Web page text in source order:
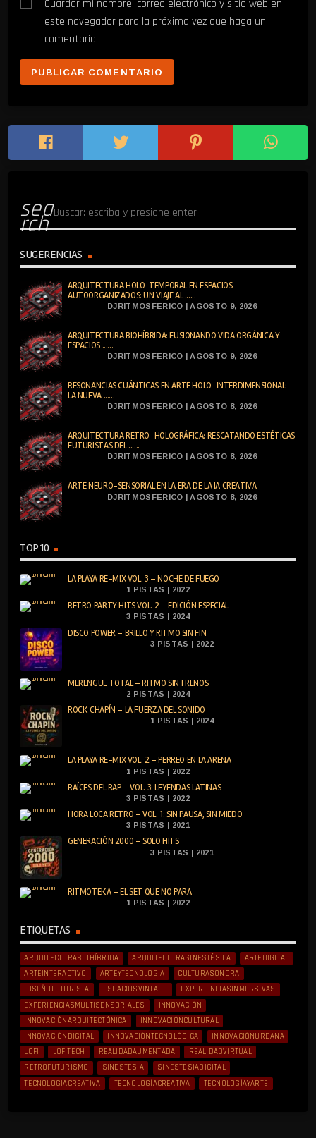
Guardar mi nombre, correo electrónico y sitio web en
este navegador para la próxima vez que haga un
comentario.
sea
rch
SUGERENCIAS
ARQUITECTURA HOLO-TEMPORAL EN ESPACIOS
AUTOORGANIZADOS: UN VIAJE AL ......
DJRITMOSFERICO | AGOSTO 9, 2026
ARQUITECTURA BIOHÍBRIDA: FUSIONANDO VIDA ORGÁNICA Y
ESPACIOS ......
DJRITMOSFERICO | AGOSTO 9, 2026
RESONANCIAS CUÁNTICAS EN ARTE HOLO-INTERDIMENSIONAL:
LA NUEVA ......
DJRITMOSFERICO | AGOSTO 8, 2026
ARQUITECTURA RETRO-HOLOGRÁFICA: RESCATANDO ESTÉTICAS
FUTURISTAS DEL ......
DJRITMOSFERICO | AGOSTO 8, 2026
ARTE NEURO-SENSORIAL EN LA ERA DE LA IA CREATIVA
DJRITMOSFERICO | AGOSTO 8, 2026
TOP 10
LA PLAYA RE-MIX VOL. 3 – NOCHE DE FUEGO
1 PISTAS | 2022
RETRO PARTY HITS VOL. 2 – EDICIÓN ESPECIAL
3 PISTAS | 2024
DISCO POWER – BRILLO Y RITMO SIN FIN
3 PISTAS | 2022
MERENGUE TOTAL – RITMO SIN FRENOS
2 PISTAS | 2024
ROCK CHAPÍN – LA FUERZA DEL SONIDO
1 PISTAS | 2024
LA PLAYA RE-MIX VOL. 2 – PERREO EN LA ARENA
1 PISTAS | 2022
RAÍCES DEL RAP – VOL. 3: LEYENDAS LATINAS
3 PISTAS | 2022
HORA LOCA RETRO – VOL. 1: SIN PAUSA, SIN MIEDO
3 PISTAS | 2021
GENERACIÓN 2000 – SOLO HITS
3 PISTAS | 2021
RITMOTEKA – EL SET QUE NO PARA
1 PISTAS | 2022
ETIQUETAS
ARQUITECTURABIOHÍBRIDA ARQUITECTURASINESTÉSICA
ARTEDIGITAL
ARTEINTERACTIVO
ARTEYTECNOLOGÍA
CULTURASONORA
DISEÑOFUTURISTA
ESPACIOSVINTAGE
EXPERIENCIASINMERSIVAS
EXPERIENCIASMULTISENSORIALES
INNOVACIÓN
INNOVACIÓNARQUITECTÓNICA
INNOVACIÓNCULTURAL
INNOVACIÓNDIGITAL
INNOVACIÓNTECNOLÓGICA
INNOVACIÓNURBANA
LOFI
LOFITECH REALIDADAUMENTADA
REALIDADVIRTUAL
RETROFUTURISMO
SINESTESIA
SINESTESIADIGITAL
TECNOLOGIACREATIVA
TECNOLOGÍACREATIVA TECNOLOGÍAYARTE